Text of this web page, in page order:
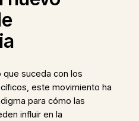
suceda con los
este movimiento ha
para cómo las
influir en la